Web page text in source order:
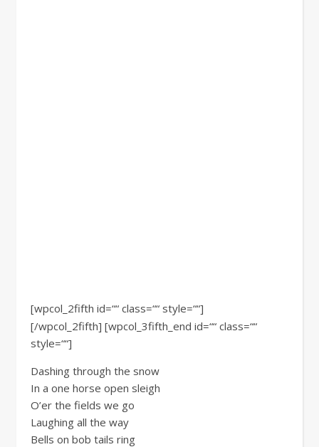
[wpcol_2fifth id=““ class=““ style=““]
[/wpcol_2fifth] [wpcol_3fifth_end id=““ class=““
style=““]
Dashing through the snow
In a one horse open sleigh
O’er the fields we go
Laughing all the way
Bells on bob tails ring